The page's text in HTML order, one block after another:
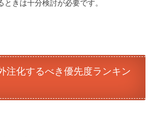
ときは十分検討が必要です。
注化するべき優先度ランキン